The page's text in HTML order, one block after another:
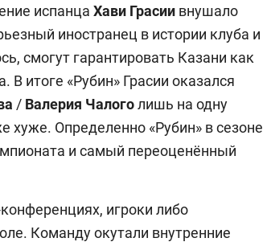
испанца Хави Грасии внушало
иностранец в истории клуба и
смогут гарантировать Казани как
итоге «Рубин» Грасии оказался
/ Валерия Чалоголишь на одну
хуже. Определенно «Рубин» в сезоне
и самый переоценённый
игроки либо
Команду окутали внутренние